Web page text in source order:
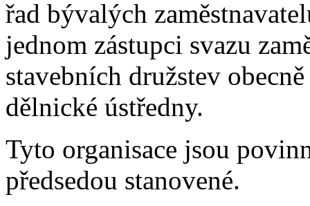
řad bývalých
jednom zástupci svazu
stavebních družstev
dělnické ústředny.
Tyto organisace jsou
předsedou stanovené.